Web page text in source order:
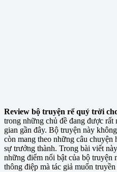
Review bộ truyện rể quý trời
trong những chủ đề đang được
gian gần đây. Bộ truyện này
còn mang theo những câu chuyện
sự trưởng thành. Trong bài viết
những điểm nổi bật của bộ truyện
thông điệp mà tác giả muốn truyền